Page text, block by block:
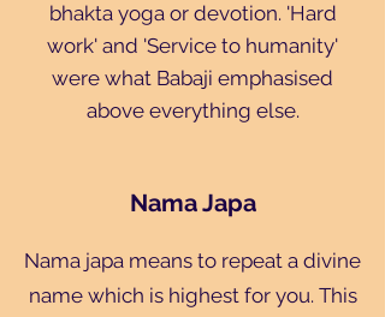
bhakta yoga or devotion. 'Hard
work' and 'Service to humanity'
were what Babaji emphasised
above everything else.
Nama Japa
Nama japa means to repeat a divine
name which is highest for you. This